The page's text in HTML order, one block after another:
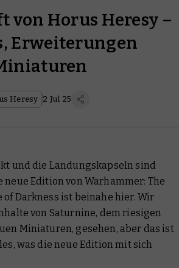
von Horus Heresy –
Erweiterungen
Heresy 2 Jul 25
und die Landungskapseln sind
neue Edition von Warhammer: The
of Darkness ist beinahe hier. Wir
von Saturnine, dem riesigen
Miniaturen, gesehen, aber das ist
was die neue Edition mit sich